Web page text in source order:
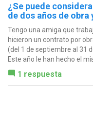
¿Se puede
de dos años de obra
Tengo una amiga que
hicieron un contrato por
(del 1 de septiembre al 31
Este año le han hecho el
1 respuesta